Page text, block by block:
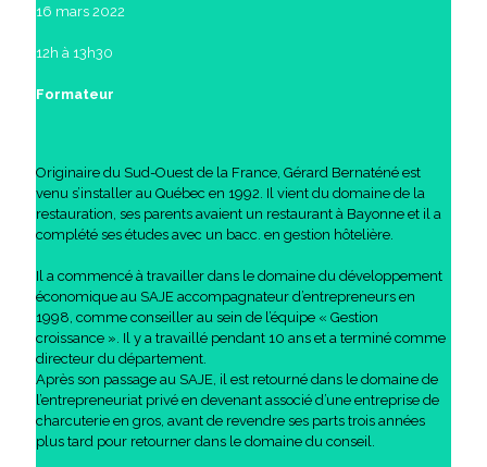
16 mars 2022
12h à 13h30
Formateur
Originaire du Sud-Ouest de la France, Gérard Bernaténé est
venu s’installer au Québec en 1992. Il vient du domaine de la
restauration, ses parents avaient un restaurant à Bayonne et il a
complété ses études avec un bacc. en gestion hôtelière.
Il a commencé à travailler dans le domaine du développement
économique au SAJE accompagnateur d’entrepreneurs en
1998, comme conseiller au sein de l’équipe « Gestion
croissance ». Il y a travaillé pendant 10 ans et a terminé comme
directeur du département.
Après son passage au SAJE, il est retourné dans le domaine de
l’entrepreneuriat privé en devenant associé d’une entreprise de
charcuterie en gros, avant de revendre ses parts trois années
plus tard pour retourner dans le domaine du conseil.